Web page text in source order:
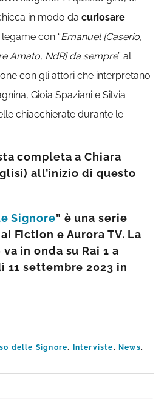
in modo dacuriosare
legame con “Emanuel [Caserio,
Amato, NdR] da sempre” al
con gli attori che interpretano
Gioia Spaziani e Silvia
chiacchierate durante le
completa a Chiara
all’inizio di questo
Signore” è una serie
Fiction e Aurora TV. La
in onda su Rai 1 a
11 settembre 2023 in
delle Signore, Interviste, News,